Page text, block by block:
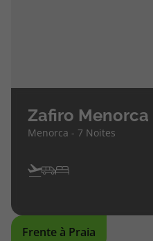
Zafiro Menorca
Menorca - 7 Noites
Frente à Praia